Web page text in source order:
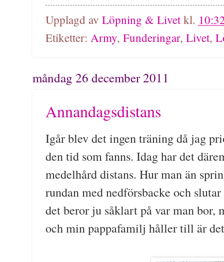
Upplagd av Löpning & Livet kl.
Etiketter: Army, Funderingar, Livet,
måndag 26 december 2011
Annandagsdistans
Igår blev det ingen träning då jag
den tid som fanns. Idag har det
medelhård distans. Hur man än
rundan med nedförsbacke och
det beror ju såklart på var man bor,
och min pappafamilj håller till är